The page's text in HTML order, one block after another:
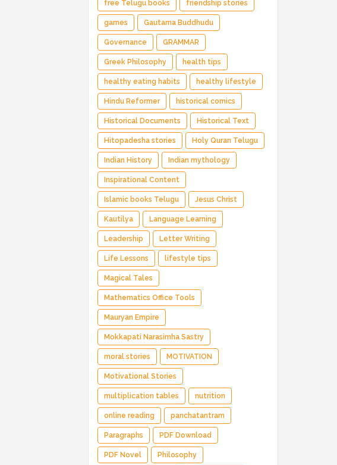
free Telugu books friendship stories
games Gautama Buddhudu
Governance GRAMMAR
Greek Philosophy health tips
healthy eating habits healthy lifestyle
Hindu Reformer historical comics
Historical Documents Historical Text
Hitopadesha stories Holy Quran Telugu
Indian History Indian mythology
Inspirational Content
Islamic books Telugu Jesus Christ
Kautilya Language Learning
Leadership Letter Writing
Life Lessons lifestyle tips
Magical Tales
Mathematics Office Tools
Mauryan Empire
Mokkapati Narasimha Sastry
moral stories MOTIVATION
Motivational Stories
multiplication tables nutrition
online reading panchatantram
Paragraphs PDF Download
PDF Novel Philosophy